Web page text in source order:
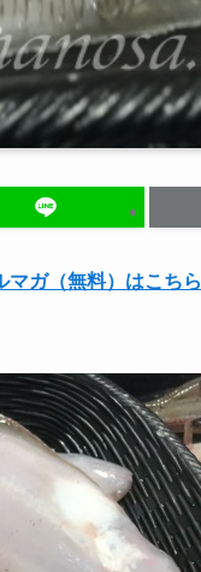
マガ（無料）はこちら